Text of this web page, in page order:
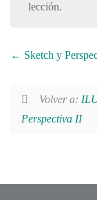
lección.
Sketch y
Volver a:
Perspectiva II